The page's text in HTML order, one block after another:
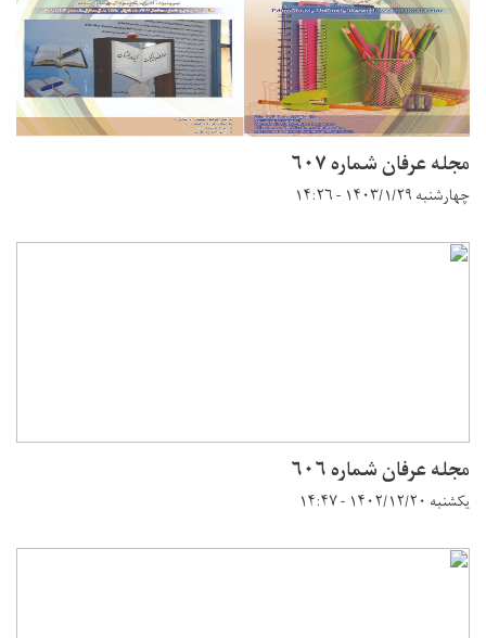
مجله عرفان شماره ۶۰۷
چهارشنبه ۱۴۰۳/۱/۲۹ - ۱۴:۲۶
مجله عرفان شماره ۶۰۶
یکشنبه ۱۴۰۲/۱۲/۲۰ - ۱۴:۴۷